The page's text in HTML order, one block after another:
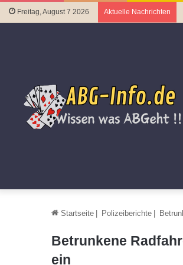
Freitag, August 7 2026 Aktuelle Nachrichten
Startseite Polizeiberichte
Betrunkene
ein